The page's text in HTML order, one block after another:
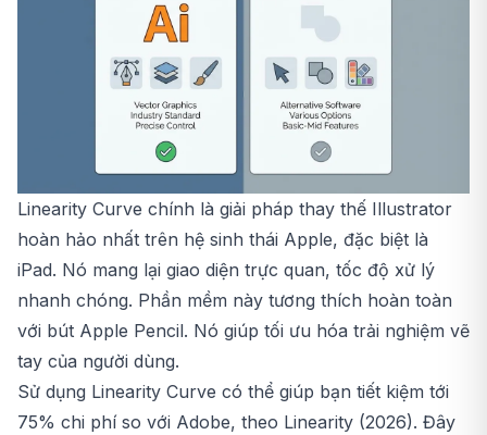
Linearity Curve chính là giải pháp thay thế Illustrator
hoàn hảo nhất trên hệ sinh thái Apple, đặc biệt là
iPad. Nó mang lại giao diện trực quan, tốc độ xử lý
nhanh chóng. Phần mềm này tương thích hoàn toàn
với bút Apple Pencil. Nó giúp tối ưu hóa trải nghiệm vẽ
tay của người dùng.
Sử dụng Linearity Curve có thể giúp bạn tiết kiệm tới
75% chi phí so với Adobe, theo Linearity (2026). Đây